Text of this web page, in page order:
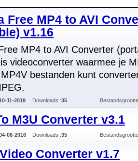
Free MP4 to AVI
v1.16
MP4 to AVI Converter
videoconverter waarmee je
bestanden kunt
11-2019 Downloads :35
M3U Converter v3.1
08-2016 Downloads :35
Converter v1.7